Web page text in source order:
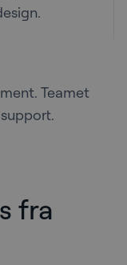
Teamet
fra